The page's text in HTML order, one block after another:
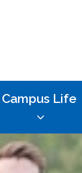
Campus Life